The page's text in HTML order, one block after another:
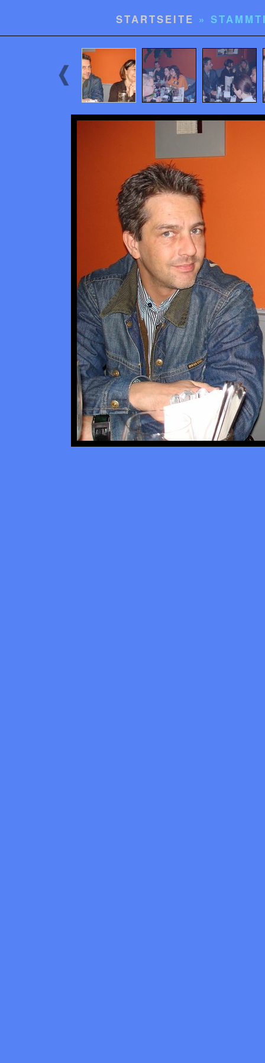
STARTSEITE »